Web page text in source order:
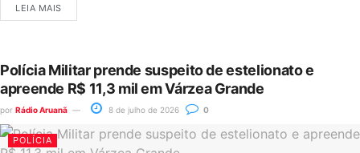
LEIA MAIS
Polícia Militar prende suspeito de estelionato e
apreende R$ 11,3 mil em Várzea Grande
por Rádio Aruanã 8 de julho de 2026 0
POLÍCIA